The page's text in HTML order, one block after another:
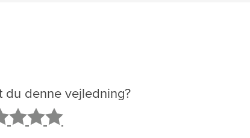
du denne vejledning?